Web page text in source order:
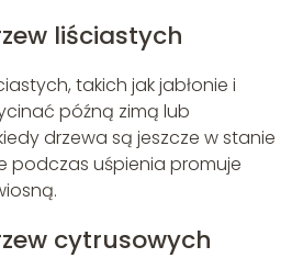
liściastych
takich jak jabłonie i
późną zimą lub
drzewa są jeszcze w stanie
podczas uśpienia promuje
cytrusowych